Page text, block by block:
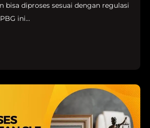
bisa diproses sesuai dengan regulasi
ini...